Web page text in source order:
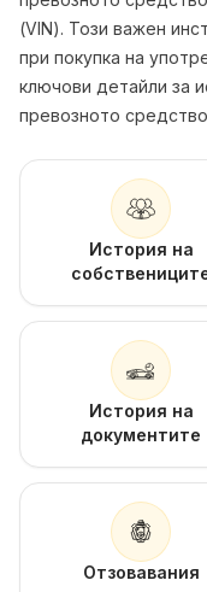
(VIN). Този важен
при покупка на
ключови детайли за
превозното
История на
История на
документите
Отзовавания